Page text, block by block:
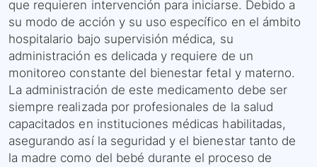
que requieren intervención para iniciarse. Debido a
su modo de acción y su uso específico en el ámbito
hospitalario bajo supervisión médica, su
administración es delicada y requiere de un
monitoreo constante del bienestar fetal y materno.
La administración de este medicamento debe ser
siempre realizada por profesionales de la salud
capacitados en instituciones médicas habilitadas,
asegurando así la seguridad y el bienestar tanto de
la madre como del bebé durante el proceso de